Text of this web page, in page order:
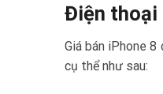
Điện thoại
Giá bán iPhone
cụ thể như sau: